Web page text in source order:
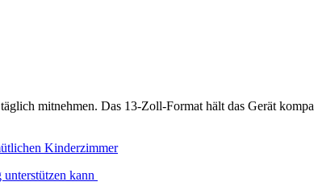
mitnehmen. Das 13-Zoll-Format hält das Gerät
kann